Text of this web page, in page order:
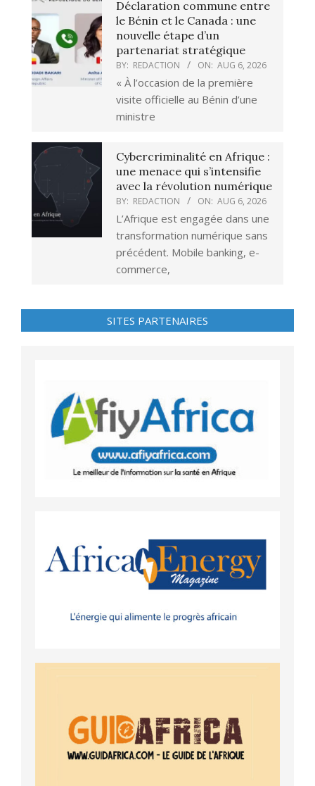
Déclaration commune entre
le Bénin et le Canada : une
nouvelle étape d’un
partenariat stratégique
BY: REDACTION ON: AUG 6, 2026
« À l’occasion de la première
visite officielle au Bénin d’une
ministre
Cybercriminalité en Afrique :
une menace qui s’intensifie
avec la révolution numérique
BY: REDACTION ON: AUG 6, 2026
L’Afrique est engagée dans une
transformation numérique sans
précédent. Mobile banking, e-
commerce,
SITES PARTENAIRES